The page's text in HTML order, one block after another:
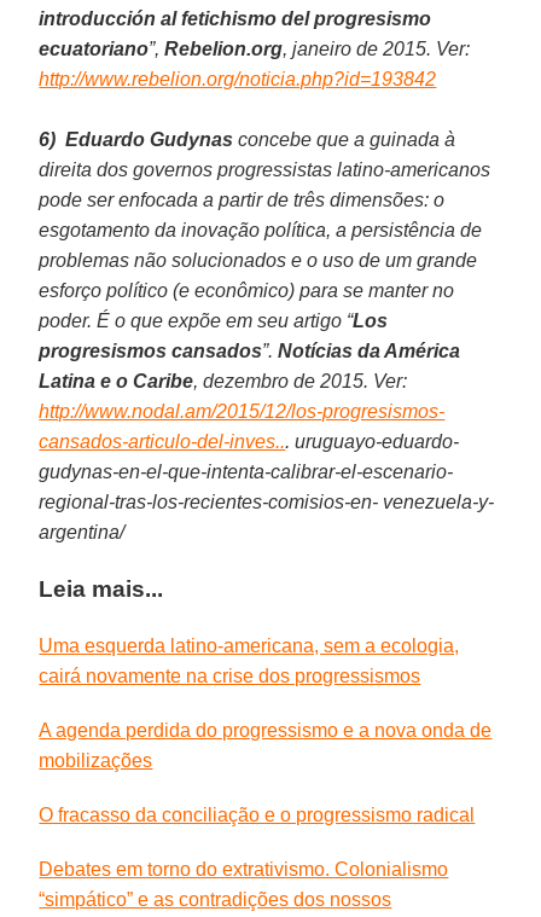
introducción al fetichismo del progresismo
ecuatoriano”,Rebelion.org, janeiro de 2015. Ver:
http://www.rebelion.org/noticia.php?id=193842
6) Eduardo Gudynas concebe que a guinada à
direita dos governos progressistas latino-americanos
pode ser enfocada a partir de três dimensões: o
esgotamento da inovação política, a persistência de
problemas não solucionados e o uso de um grande
esforço político (e econômico) para se manter no
poder. É o que expõe em seu artigo “Los
progresismos cansados”.Notícias da América
Latina e o Caribe, dezembro de 2015. Ver:
http://www.nodal.am/2015/12/los-progresismos-
cansados-articulo-del-inves...uruguayo-eduardo-
gudynas-en-el-que-intenta-calibrar-el-escenario-
regional-tras-los-recientes-comisios-en- venezuela-y-
argentina/
Leia mais...
Uma esquerda latino-americana, sem a ecologia,
cairá novamente na crise dos progressismos
A agenda perdida do progressismo e a nova onda de
mobilizações
O fracasso da conciliação e o progressismo radical
Debates em torno do extrativismo. Colonialismo
“simpático” e as contradições dos nossos